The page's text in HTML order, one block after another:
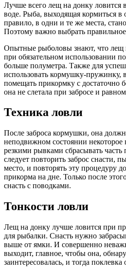
Лучше всего лещ на донку ловится
воде. Рыба, выходящая кормиться в
правило, в одни и те же места,
Поэтому важно выбрать
Опытные рыболовы знают, что лещ
при обязательном использовании
больше полуметра. Также для
использовать кормушку-пружинку,
помещать прикормку с достаточно
она не слетала при забросе и
Техника ловли
После заброса кормушки, она
неподвижном состоянии некоторое
резкими рывками сбрасывать часть
следует повторить заброс снасти,
место, и повторять эту процедуру
прикорма на дне. Только после
снасть с поводками.
Тонкости ловли
Лещ на донку лучше ловится при
для рыбалки. Снасть нужно
выше от ямки. И совершенно
выходит, главное, чтобы она,
заинтересовалась, и тогда поклевка